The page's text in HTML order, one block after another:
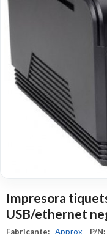
Impresora
USB/ethernet
Fabricante: Approx P/N: